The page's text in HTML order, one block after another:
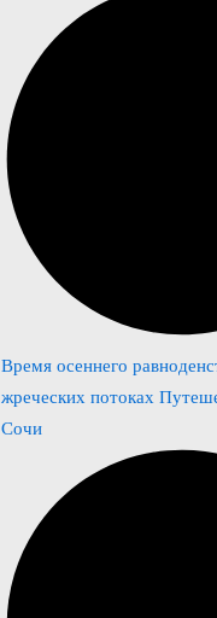
Время осеннего
жреческих потоках
Сочи